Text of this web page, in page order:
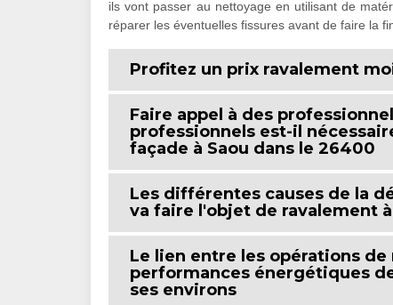
ils vont passer au nettoyage en utilisant de
réparer les éventuelles fissures avant de faire la
Profitez un prix ravalement
Faire appel à des
professionnels est-il
façade à Saou dans le 26400
Les différentes causes de la
va faire l'objet de ravalement
Le lien entre les opérations
performances énergétiques
ses environs